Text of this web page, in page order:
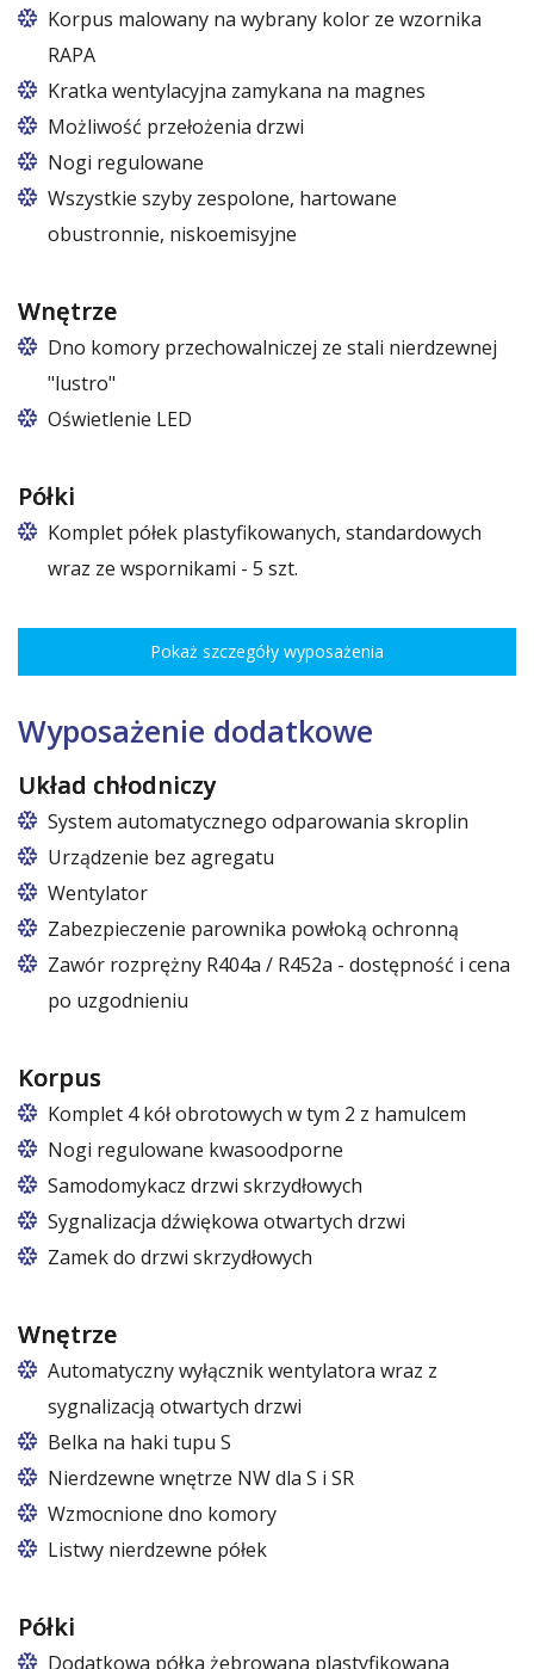
Korpus malowany na wybrany kolor ze wzornika
RAPA
Kratka wentylacyjna zamykana na magnes
Możliwość przełożenia drzwi
Nogi regulowane
Wszystkie szyby zespolone, hartowane
obustronnie, niskoemisyjne
Wnętrze
Dno komory przechowalniczej ze stali nierdzewnej
"lustro"
Oświetlenie LED
Półki
Komplet półek plastyfikowanych, standardowych
wraz ze wspornikami - 5 szt.
wysokości co 7,5 cm pozwala na optymalne rozmieszczenie różnego
rodzaju towaru.
62,5 cm (50,5 cm x 51 cm),
72,5 cm (60,5 cm x 51 cm),
82,5 cm (70,5 cm x 51 cm)
Pokaż szczegóły wyposażenia
Wyposażenie dodatkowe
Układ chłodniczy
System automatycznego odparowania skroplin
Urządzenie bez agregatu
Wentylator
Zabezpieczenie parownika powłoką ochronną
Zawór rozprężny R404a / R452a - dostępność i cena
po uzgodnieniu
Korpus
Komplet 4 kół obrotowych w tym 2 z hamulcem
Nogi regulowane kwasoodporne
Nogi z regulacją w zakresie 87 – 97 mm
Samodomykacz drzwi skrzydłowych
Sygnalizacja dźwiękowa otwartych drzwi
Zamek do drzwi skrzydłowych
Wnętrze
Automatyczny wyłącznik wentylatora wraz z
sygnalizacją otwartych drzwi
Belka na haki tupu S
Cena dotyczy jednej belki w jednej komorze szafy
Nierdzewne wnętrze NW dla S i SR
Wzmocnione dno komory
Listwy nierdzewne półek
Półki
Dodatkowa półka żebrowana plastyfikowana